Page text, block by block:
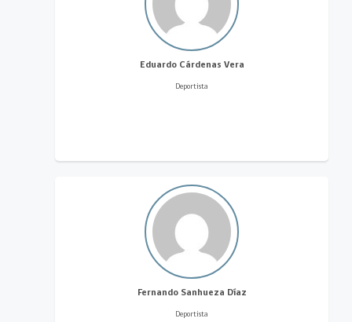
Eduardo Cárdenas Vera
Deportista
Fernando Sanhueza Díaz
Deportista